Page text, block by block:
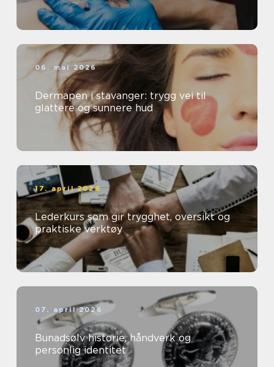
06. mai 2026
Dermapen i stavanger: trygg vei til
glattere og sunnere hud
17. april 2026
Lederkurs som gir trygghet, oversikt og
praktiske verktøy
07. april 2026
Bunadsølv historie, håndverk og
personlig identitet